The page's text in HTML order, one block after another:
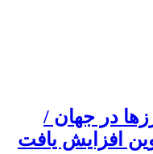
در جهان /
افزایش یافت